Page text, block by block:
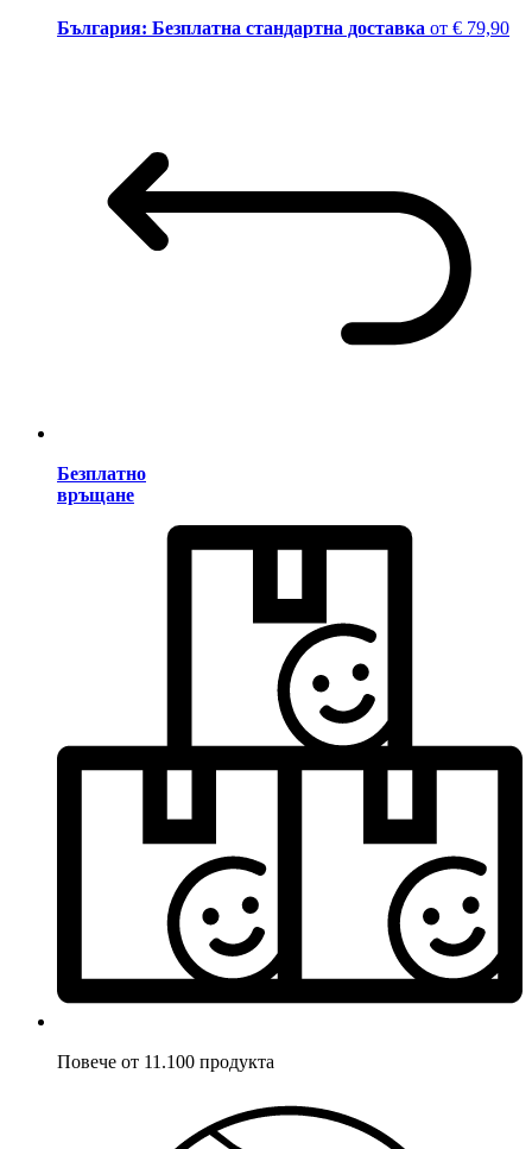
България: Безплатна стандартна доставка от € 79,90
Безплатно
връщане
Повече от 11.100 продукта